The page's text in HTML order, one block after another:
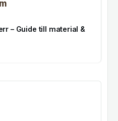
– Guide till material &